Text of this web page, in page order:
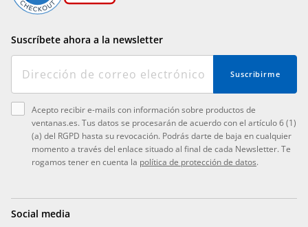
Suscríbete ahora a la newsletter
Suscribirme
Acepto recibir e-mails con información sobre productos de
ventanas.es. Tus datos se procesarán de acuerdo con el artículo 6 (1)
(a) del RGPD hasta su revocación. Podrás darte de baja en cualquier
momento a través del enlace situado al final de cada Newsletter. Te
rogamos tener en cuenta la política de protección de datos.
Social media